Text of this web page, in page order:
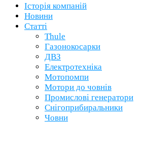
Історія компаній
Новини
Статті
Thule
Газонокосарки
ДВЗ
Електротехніка
Мотопомпи
Мотори до човнів
Промислові генератори
Снігоприбиральники
Човни